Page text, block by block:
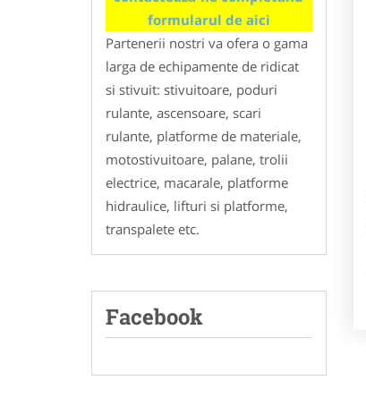
formularul de aici
Partenerii nostri va ofera o gama
larga de echipamente de ridicat
si stivuit: stivuitoare, poduri
rulante, ascensoare, scari
rulante, platforme de materiale,
motostivuitoare, palane, trolii
electrice, macarale, platforme
hidraulice, lifturi si platforme,
transpalete etc.
Facebook